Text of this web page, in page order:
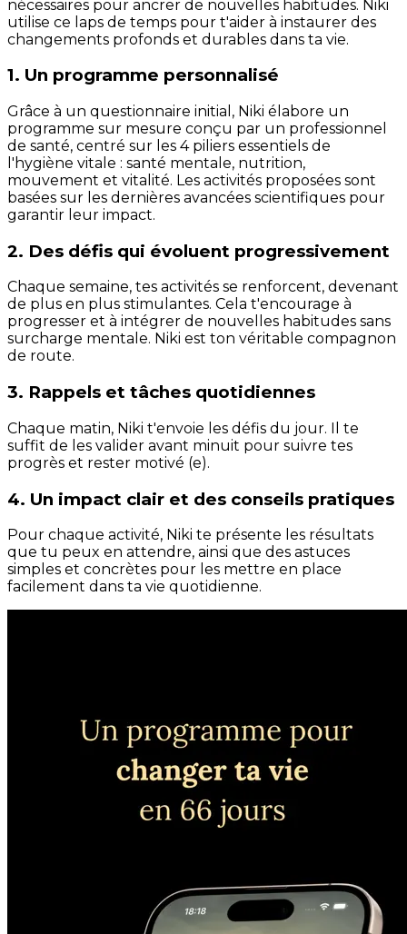
nécessaires pour ancrer de nouvelles habitudes. Niki
utilise ce laps de temps pour t'aider à instaurer des
changements profonds et durables dans ta vie.
1. Un programme personnalisé
Grâce à un questionnaire initial, Niki élabore un
programme sur mesure conçu par un professionnel
de santé, centré sur les 4 piliers essentiels de
l'hygiène vitale : santé mentale, nutrition,
mouvement et vitalité. Les activités proposées sont
basées sur les dernières avancées scientifiques pour
garantir leur impact.
2. Des défis qui évoluent progressivement
Chaque semaine, tes activités se renforcent, devenant
de plus en plus stimulantes. Cela t'encourage à
progresser et à intégrer de nouvelles habitudes sans
surcharge mentale. Niki est ton véritable compagnon
de route.
3. Rappels et tâches quotidiennes
Chaque matin, Niki t'envoie les défis du jour. Il te
suffit de les valider avant minuit pour suivre tes
progrès et rester motivé (e).
4. Un impact clair et des conseils pratiques
Pour chaque activité, Niki te présente les résultats
que tu peux en attendre, ainsi que des astuces
simples et concrètes pour les mettre en place
facilement dans ta vie quotidienne.